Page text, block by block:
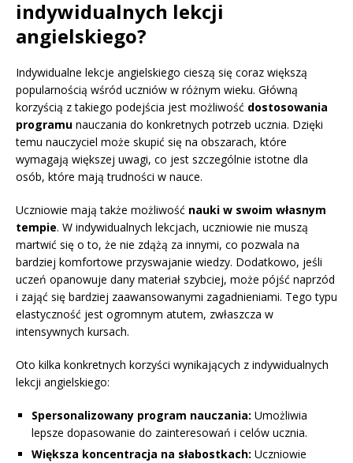
indywidualnych lekcji
angielskiego?
Indywidualne lekcje angielskiego cieszą się coraz większą
popularnością wśród uczniów w różnym wieku. Główną
korzyścią z takiego podejścia jest możliwość dostosowania
programu nauczania do konkretnych potrzeb ucznia. Dzięki
temu nauczyciel może skupić się na obszarach, które
wymagają większej uwagi, co jest szczególnie istotne dla
osób, które mają trudności w nauce.
Uczniowie mają także możliwość nauki w swoim własnym
tempie. W indywidualnych lekcjach, uczniowie nie muszą
martwić się o to, że nie zdążą za innymi, co pozwala na
bardziej komfortowe przyswajanie wiedzy. Dodatkowo, jeśli
uczeń opanowuje dany materiał szybciej, może pójść naprzód
i zająć się bardziej zaawansowanymi zagadnieniami. Tego typu
elastyczność jest ogromnym atutem, zwłaszcza w
intensywnych kursach.
Oto kilka konkretnych korzyści wynikających z indywidualnych
lekcji angielskiego:
Spersonalizowany program nauczania: Umożliwia
lepsze dopasowanie do zainteresowań i celów ucznia.
Większa koncentracja na słabostkach: Uczniowie